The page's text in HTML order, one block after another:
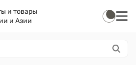
и товары
и Азии